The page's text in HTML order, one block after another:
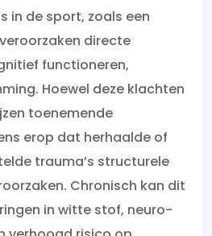
in de sport, zoals een
directe
functioneren,
Hoewel deze klachten
toenemende
erop dat herhaalde of
trauma’s structurele
Chronisch kan dit
in witte stof, neuro-